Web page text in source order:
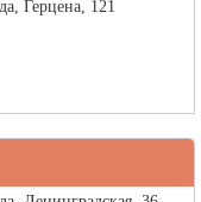
Герцена, 121